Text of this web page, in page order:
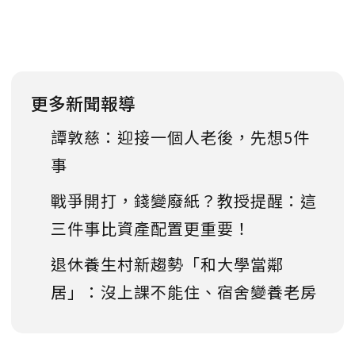
更多新聞報導
譚敦慈：迎接一個人老後，先想5件
事
戰爭開打，錢變廢紙？教授提醒：這
三件事比資產配置更重要！
退休養生村新趨勢「和大學當鄰
居」：沒上課不能住、宿舍變養老房